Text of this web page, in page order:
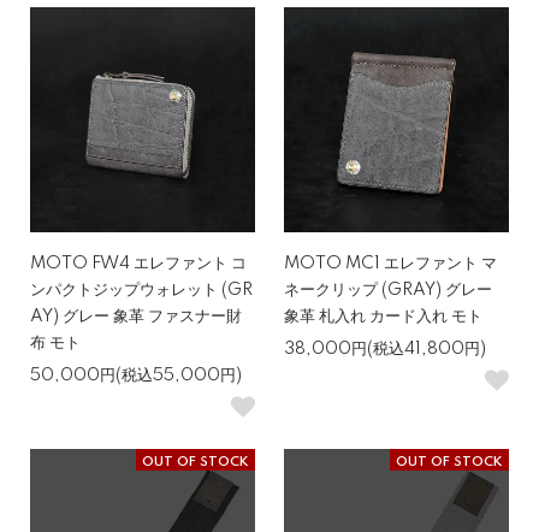
MOTO FW4 エレファント コ
ンパクトジップウォレット (GR
AY) グレー 象革 ファスナー財
布 モト
50,000円(税込55,000円)
MOTO MC1 エレファント マ
ネークリップ (GRAY) グレー
象革 札入れ カード入れ モト
38,000円(税込41,800円)
OUT OF STOCK OUT OF STOCK